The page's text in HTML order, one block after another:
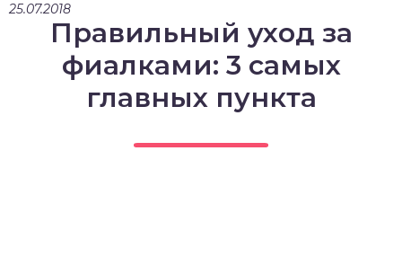
25.07.2018
Правильный уход за
фиалками: 3 самых
главных пункта